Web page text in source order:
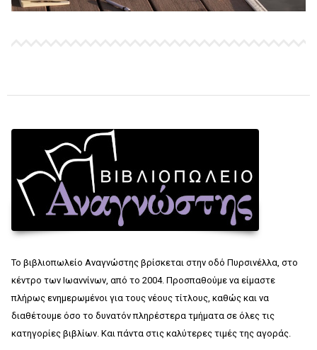
Το βιβλιοπωλείο Αναγνώστης βρίσκεται στην οδό Πυρσινέλλα, στο
κέντρο των Ιωαννίνων, από το 2004. Προσπαθούμε να είμαστε
πλήρως ενημερωμένοι για τους νέους τίτλους, καθώς και να
διαθέτουμε όσο το δυνατόν πληρέστερα τμήματα σε όλες τις
κατηγορίες βιβλίων. Και πάντα στις καλύτερες τιμές της αγοράς.